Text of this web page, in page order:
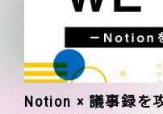
Notion × 議事録を